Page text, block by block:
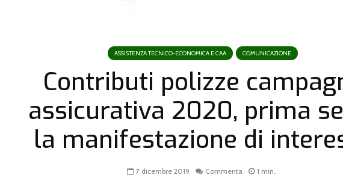
ASSISTENZA TECNICO-ECONOMICA E CAA COMUNICAZIONE
Contributi polizze
assicurativa 2020, prima
la manifestazione di
7 dicembre 2019 Commenta 1 min.